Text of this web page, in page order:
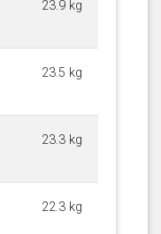
23.9 kg
23.5 kg
23.3 kg
22.3 kg